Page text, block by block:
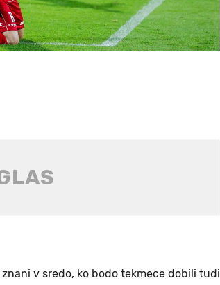
v sredo, ko bodo tekmece dobili tudi